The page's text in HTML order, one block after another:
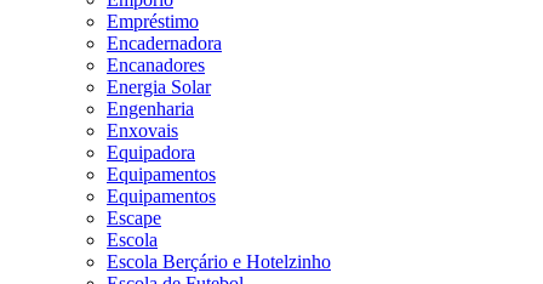
Empréstimo
Encadernadora
Encanadores
Energia Solar
Engenharia
Enxovais
Equipadora
Equipamentos
Equipamentos
Escape
Escola
Escola Berçário e Hotelzinho